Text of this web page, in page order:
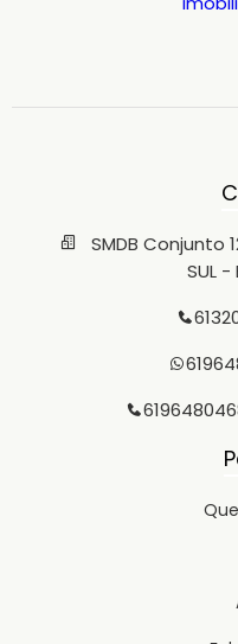
SMDB Conjunto
SUL -